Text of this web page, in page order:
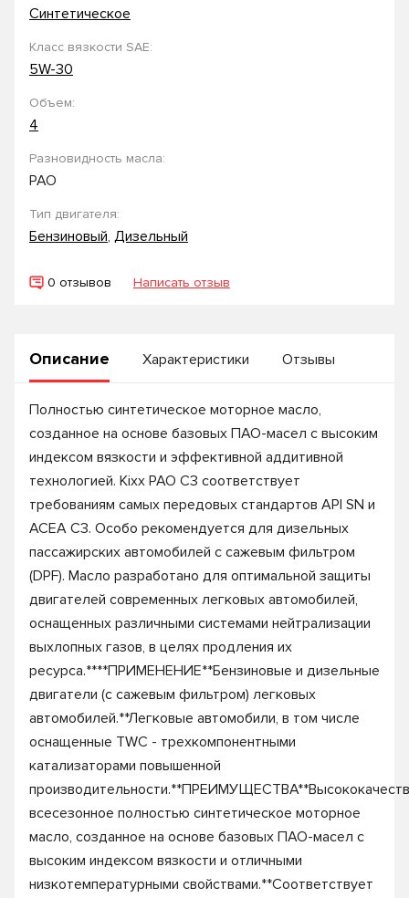
Синтетическое
Класс вязкости SAE:
5W-30
Объем:
4
Разновидность масла:
PAO
Тип двигателя:
Бензиновый, Дизельный
0 отзывов Написать отзыв
Описание Характеристики Отзывы
Полностью синтетическое моторное масло,
созданное на основе базовых ПАО-масел с высоким
индексом вязкости и эффективной аддитивной
технологией. Kixx PAO C3 соответствует
требованиям самых передовых стандартов API SN и
ACEA C3. Особо рекомендуется для дизельных
пассажирских автомобилей с сажевым фильтром
(DPF). Масло разработано для оптимальной защиты
двигателей современных легковых автомобилей,
оснащенных различными системами нейтрализации
выхлопных газов, в целях продления их
ресурса.****ПРИМЕНЕНИЕ**Бензиновые и дизельные
двигатели (с сажевым фильтром) легковых
автомобилей.**Легковые автомобили, в том числе
оснащенные TWC - трехкомпонентными
катализаторами повышенной
всесезонное полностью синтетическое моторное
масло, созданное на основе базовых ПАО-масел с
высоким индексом вязкости и отличными
низкотемпературными свойствами.**Соответствует